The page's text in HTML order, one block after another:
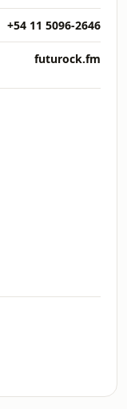
+54 11 5096-2646
futurock.fm